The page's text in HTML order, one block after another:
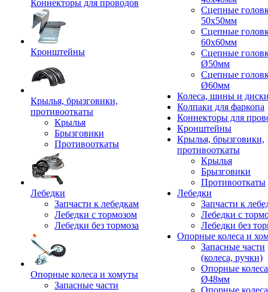
Коннекторы для проводов
Кронштейны
Крылья, брызговики,
противооткаты
Крылья
Брызговики
Противооткаты
Лебедки
Запчасти к лебедкам
Лебедки с тормозом
Лебедки без тормоза
Опорные колеса и хомуты
Запасные части
Сцепные
50x50мм
Сцепные
60x60мм
Сцепные
Ø50мм
Сцепные
Ø60мм
Колеса, шины и
Колпаки для фаркопа
Коннекторы для
Кронштейны
Крылья, брызговики,
противооткаты
Крылья
Брызговики
Противооткаты
Лебедки
Запчасти к
Лебедки с
Лебедки без
Опорные колеса и
Запасные части
(колеса, ручки)
Опорные колеса
Ø48мм
Опорные колеса